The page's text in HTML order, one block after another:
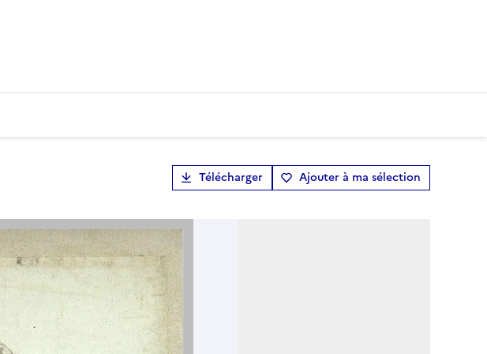
Télécharger Ajouter à ma sélection